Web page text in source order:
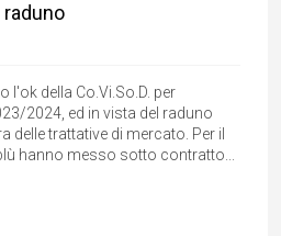
l'ok della Co.Vi.So.D. per
2024, ed in vista del raduno
delle trattative di mercato. Per il
hanno messo sotto contratto...